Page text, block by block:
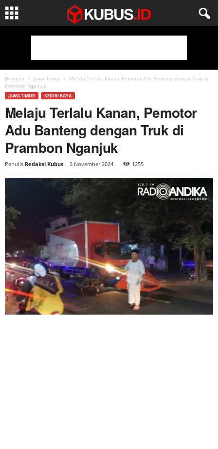
Beranda Jawa Timur
Melaju Terlalu Kanan, Pemotor Adu Banteng dengan Truk di
Prambon Nganjuk
JAWA TIMUR KEDIRI RAYA
Melaju Terlalu Kanan, Pemotor
Adu Banteng dengan Truk di
Prambon Nganjuk
Penulis Redaksi Kubus - 2 November 2024 1255